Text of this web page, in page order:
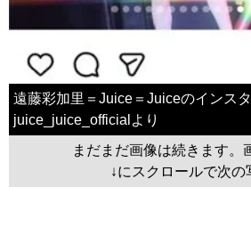
遠藤彩加里＝Juice＝Juiceのインス
juice_juice_officialより
まだまだ画像は続きます。
↓にスクロールで次の